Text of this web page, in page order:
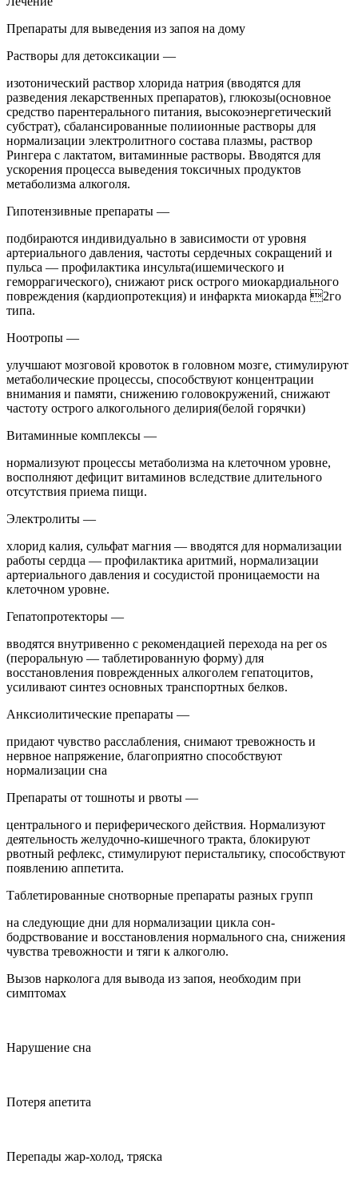
Препараты для выведения из запоя на дому
Растворы для детоксикации —
изотонический раствор хлорида натрия (вводятся для
разведения лекарственных препаратов), глюкозы(основное
средство парентерального питания, высокоэнергетический
субстрат), сбалансированные полиионные растворы для
нормализации электролитного состава плазмы, раствор
Рингера с лактатом, витаминные растворы. Вводятся для
ускорения процесса выведения токсичных продуктов
метаболизма алкоголя.
Гипотензивные препараты —
подбираются индивидуально в зависимости от уровня
артериального давления, частоты сердечных сокращений и
пульса — профилактика инсульта(ишемического и
геморрагического), снижают риск острого миокардиального
повреждения (кардиопротекция) и инфаркта миокарда 2го
типа.
Ноотропы —
улучшают мозговой кровоток в головном мозге, стимулируют
метаболические процессы, способствуют концентрации
внимания и памяти, снижению головокружений, снижают
частоту острого алкогольного делирия(белой горячки)
Витаминные комплексы —
нормализуют процессы метаболизма на клеточном уровне,
восполняют дефицит витаминов вследствие длительного
отсутствия приема пищи.
Электролиты —
хлорид калия, сульфат магния — вводятся для нормализации
работы сердца — профилактика аритмий, нормализации
артериального давления и сосудистой проницаемости на
клеточном уровне.
Гепатопротекторы —
вводятся внутривенно с рекомендацией перехода на per os
(пероральную — таблетированную форму) для
восстановления поврежденных алкоголем гепатоцитов,
усиливают синтез основных транспортных белков.
Анксиолитические препараты —
придают чувство расслабления, снимают тревожность и
нервное напряжение, благоприятно способствуют
нормализации сна
Препараты от тошноты и рвоты —
центрального и периферического действия. Нормализуют
деятельность желудочно-кишечного тракта, блокируют
рвотный рефлекс, стимулируют перистальтику, способствуют
появлению аппетита.
Таблетированные снотворные препараты разных групп
на следующие дни для нормализации цикла сон-
бодрствование и восстановления нормального сна, снижения
чувства тревожности и тяги к алкоголю.
Вызов нарколога для вывода из запоя, необходим при
симптомах
Нарушение сна
Потеря апетита
Перепады жар-холод, тряска